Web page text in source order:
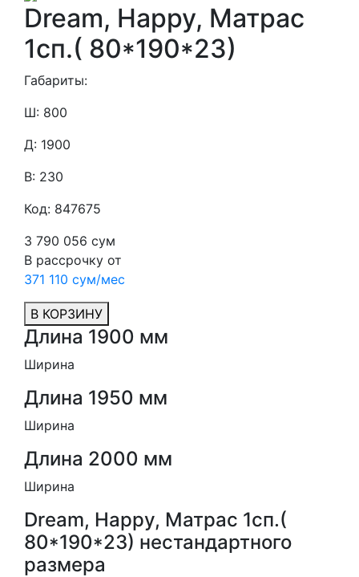
Dream, Happy, Матрас
1сп.( 80*190*23)
Габариты:
Ш: 800
Д: 1900
В: 230
Код: 847675
3 790 056 сум
В рассрочку от
371 110 сум/мес
В КОРЗИНУ
Длина 1900 мм
Ширина
Длина 1950 мм
Ширина
Длина 2000 мм
Ширина
Dream, Happy, Матрас 1сп.(
80*190*23) нестандартного
размера